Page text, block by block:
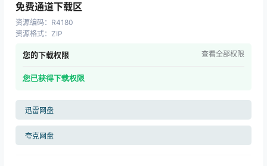
免费通道下载区
资源编码： R4180
资源格式： ZIP
您的下载权限 查看全部权限
您已获得下载权限
迅雷网盘
夸克网盘